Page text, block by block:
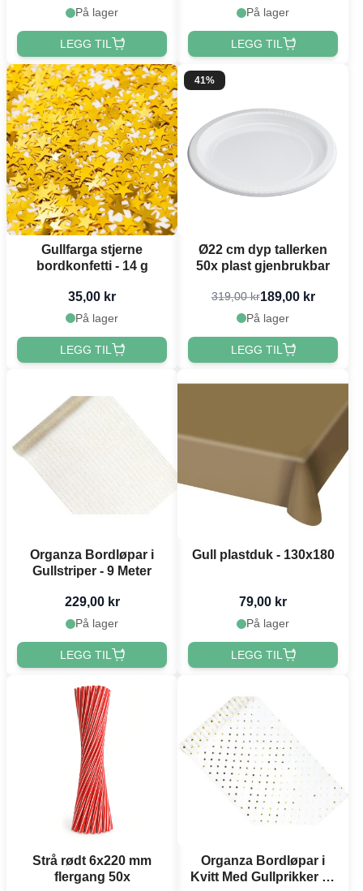
På lager
LEGG TIL
På lager
LEGG TIL
Gullfarga stjerne
bordkonfetti - 14 g
35,00 kr
På lager
LEGG TIL
41%
Ø22 cm dyp tallerken
50x plast gjenbrukbar
319,00 kr189,00 kr
På lager
LEGG TIL
Organza Bordløpar i
Gullstriper - 9 Meter
229,00 kr
På lager
LEGG TIL
Gull plastduk - 130x180
79,00 kr
På lager
LEGG TIL
Strå rødt 6x220 mm
flergang 50x
Organza Bordløpar i
Kvitt Med Gullprikker - 9